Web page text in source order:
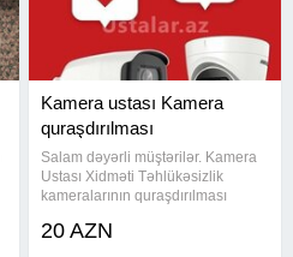
Kamera ustası Kamera
quraşdırılması
Salam dəyərli müştərilər. Kamera
Ustası Xidməti Təhlükəsizlik
kameralarının quraşdırılması
Şəbəkəyə qoşulma və telefonla
20 AZN